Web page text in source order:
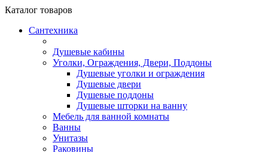
Каталог товаров
Сантехника
Душевые кабины
Уголки, Ограждения, Двери, Поддоны
Душевые уголки и ограждения
Душевые двери
Душевые поддоны
Душевые шторки на ванну
Мебель для ванной комнаты
Ванны
Унитазы
Раковины